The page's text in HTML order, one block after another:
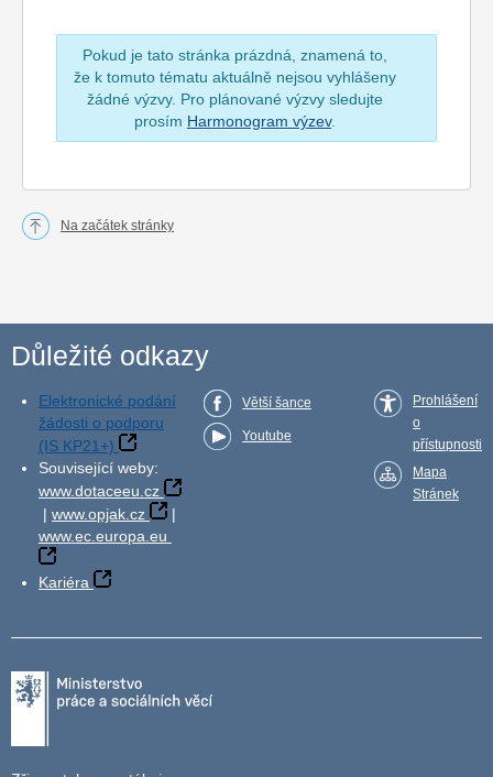
Pokud je tato stránka prázdná, znamená to,
že k tomuto tématu aktuálně nejsou vyhlášeny
žádné výzvy. Pro plánované výzvy sledujte
prosím Harmonogram výzev.
Na začátek stránky
Důležité odkazy
Elektronické podání
žádosti o podporu
(IS KP21+)
Související weby:
www.dotaceeu.cz
| www.opjak.cz
|
www.ec.europa.eu
Kariéra
Větší šance
Youtube
Prohlášení
o
přístupnosti
Mapa
Stránek